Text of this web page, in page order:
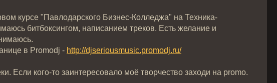
курсе "Павлодарского Бизнес-Колледжа" на Техника-
битбоксингом, написанием треков. Есть желание и
в Promodj - http://djseriousmusic.promodj.ru/
Если кого-то заинтересовало моё творчество заходи на promo.